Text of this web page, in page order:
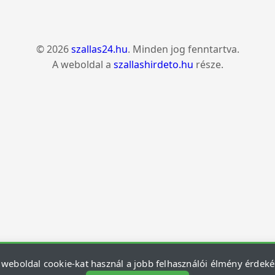
© 2026szallas24.hu. Minden jog fenntartva.
A weboldal a szallashirdeto.hu része.
weboldal cookie-kat használ a jobb felhasználói élmény